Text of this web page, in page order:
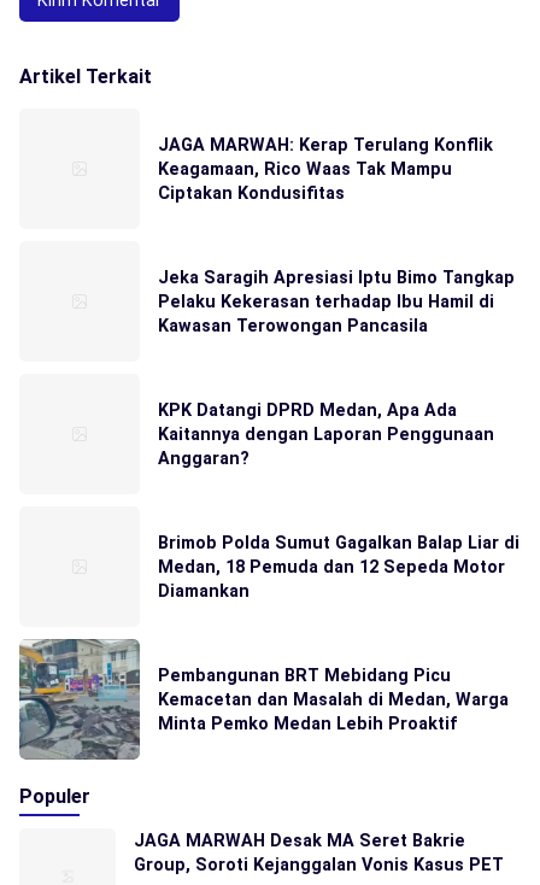
Artikel Terkait
JAGA MARWAH: Kerap Terulang Konflik
Keagamaan, Rico Waas Tak Mampu
Ciptakan Kondusifitas
Jeka Saragih Apresiasi Iptu Bimo Tangkap
Pelaku Kekerasan terhadap Ibu Hamil di
Kawasan Terowongan Pancasila
KPK Datangi DPRD Medan, Apa Ada
Kaitannya dengan Laporan Penggunaan
Anggaran?
Brimob Polda Sumut Gagalkan Balap Liar di
Medan, 18 Pemuda dan 12 Sepeda Motor
Diamankan
Pembangunan BRT Mebidang Picu
Kemacetan dan Masalah di Medan, Warga
Minta Pemko Medan Lebih Proaktif
Populer
JAGA MARWAH Desak MA Seret Bakrie
Group, Soroti Kejanggalan Vonis Kasus PET